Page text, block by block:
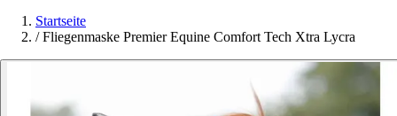
Startseite
/ Fliegenmaske Premier Equine Comfort Tech Xtra Lycra